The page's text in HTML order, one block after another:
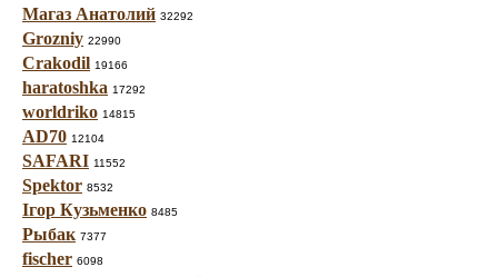
Магаз Анатолий 32292
Grozniy 22990
Crakodil 19166
haratoshka 17292
worldriko 14815
AD70 12104
SAFARI 11552
Spektor 8532
Ігор Кузьменко 8485
Рыбак 7377
fischer 6098